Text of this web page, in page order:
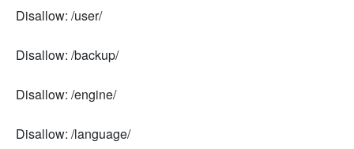
Disallow: /user/
Disallow: /backup/
Disallow: /engine/
Disallow: /language/